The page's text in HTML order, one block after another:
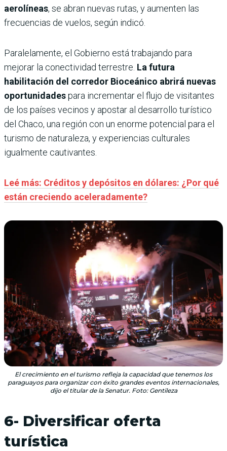
aerolíneas, se abran nuevas rutas, y aumenten las
frecuencias de vuelos, según indicó.
Paralelamente, el Gobierno está trabajando para
mejorar la conectividad terrestre. La futura
habilitación del corredor Bioceánico abrirá nuevas
oportunidadespara incrementar el flujo de visitantes
de los países vecinos y apostar al desarrollo turístico
del Chaco, una región con un enorme potencial para el
turismo de naturaleza, y experiencias culturales
igualmente cautivantes.
Leé más: Créditos y depósitos en dólares: ¿Por qué
están creciendo aceleradamente?
El crecimiento en el turismo refleja la capacidad que tenemos los
paraguayos para organizar con éxito grandes eventos internacionales,
dijo el titular de la Senatur. Foto: Gentileza
6- Diversificar oferta
turística